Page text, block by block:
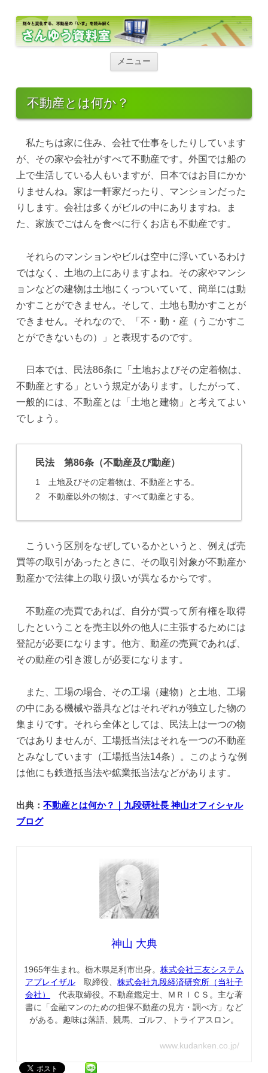
メニュー
ツ
キ
プ
不動産とは何か？
私たちは家に住み、会社で仕事をしたりしています
が、その家や会社がすべて不動産です。外国では船の
上で生活している人もいますが、日本ではお目にかか
りませんね。家は一軒家だったり、マンションだった
りします。会社は多くがビルの中にありますね。ま
た、家族でごはんを食べに行くお店も不動産です。
それらのマンションやビルは空中に浮いているわけ
ではなく、土地の上にありますよね。その家やマンシ
ョンなどの建物は土地にくっついていて、簡単には動
かすことができません。そして、土地も動かすことが
できません。それなので、「不・動・産（うごかすこ
とができないもの）」と表現するのです。
日本では、民法86条に「土地およびその定着物は、
不動産とする」という規定があります。したがって、
一般的には、不動産とは「土地と建物」と考えてよい
でしょう。
民法 第86条（不動産及び動産）
1 土地及びその定着物は、不動産とする。
2 不動産以外の物は、すべて動産とする。
こういう区別をなぜしているかというと、例えば売
買等の取引があったときに、その取引対象が不動産か
動産かで法律上の取り扱いが異なるからです。
不動産の売買であれば、自分が買って所有権を取得
したということを売主以外の他人に主張するためには
登記が必要になります。他方、動産の売買であれば、
その動産の引き渡しが必要になります。
また、工場の場合、その工場（建物）と土地、工場
の中にある機械や器具などはそれぞれが独立した物の
集まりです。それら全体としては、民法上は一つの物
ではありませんが、工場抵当法はそれを一つの不動産
とみなしています（工場抵当法14条）。このような例
は他にも鉄道抵当法や鉱業抵当法などがあります。
出典：不動産とは何か？｜九段研社長 神山オフィシャル
ブログ
神山 大典
1965年生まれ。栃木県足利市出身。 株式会社三友システム
アプレイザル 取締役、 株式会社九段経済研究所（当社子
会社）
代表取締役。不動産鑑定士、ＭＲＩＣＳ。主な著
書に「金融マンのための担保不動産の見方・調べ方」など
がある。趣味は落語、競馬、ゴルフ、トライアスロン。
www.kudanken.co.jp/